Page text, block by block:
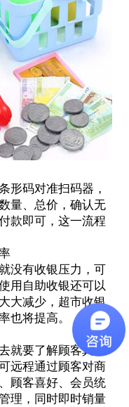
形码对准扫码器，
量、总价，确认无
款即可，这一流程
没有收银压力，可
用自助收银还可以
大减少，超市收银
也将提高。
就要了解顾客真正
远程通过顾客对商
顾客喜好、会员统
理，同时即时销量